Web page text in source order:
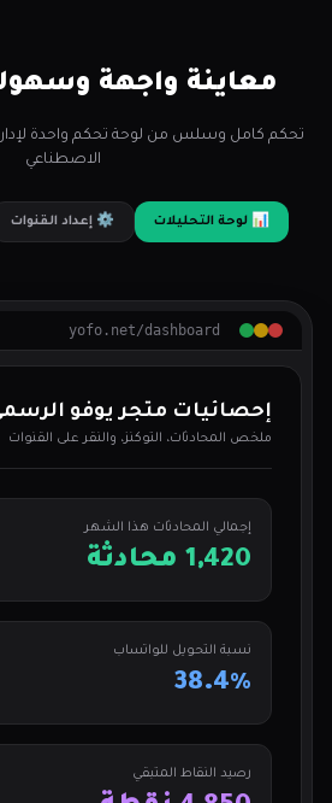
معاينة واجهة
تحكم كامل وسلس من لوحة تحكم واحدة لإدارة
الاصطناعي
📊 لوحة التحليلات ⚙️ إعداد القنوات
yofo.net/dashboard
إحصائيات متجر يوفو
ملخص المحادثات، التوكنز، والنقر على القنوات
إجمالي المحادثات هذا الشهر
1,420 محادثة
نسبة التحويل للواتساب
38.4%
رصيد النقاط المتبقي